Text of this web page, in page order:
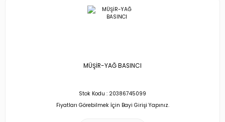
MÜŞİR-YAĞ BASINCI
Stok Kodu : 20386745099
Fiyatları Görebilmek İçin Bayi Girişi Yapınız.